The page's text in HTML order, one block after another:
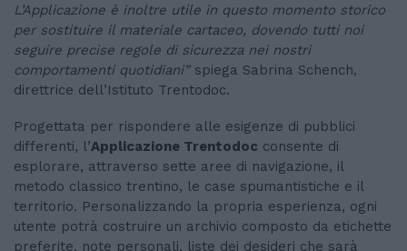
L’Applicazione è inoltre utile in questo momento storico
per sostituire il materiale cartaceo, dovendo tutti noi
seguire precise regole di sicurezza nei nostri
comportamenti quotidiani”spiega Sabrina Schench,
direttrice dell’Istituto Trentodoc.
Progettata per rispondere alle esigenze di pubblici
differenti, l’Applicazione Trentodoc consente di
esplorare, attraverso sette aree di navigazione, il
metodo classico trentino, le case spumantistiche e il
territorio. Personalizzando la propria esperienza, ogni
utente potrà costruire un archivio composto da etichette
preferite, note personali, liste dei desideri che sarà